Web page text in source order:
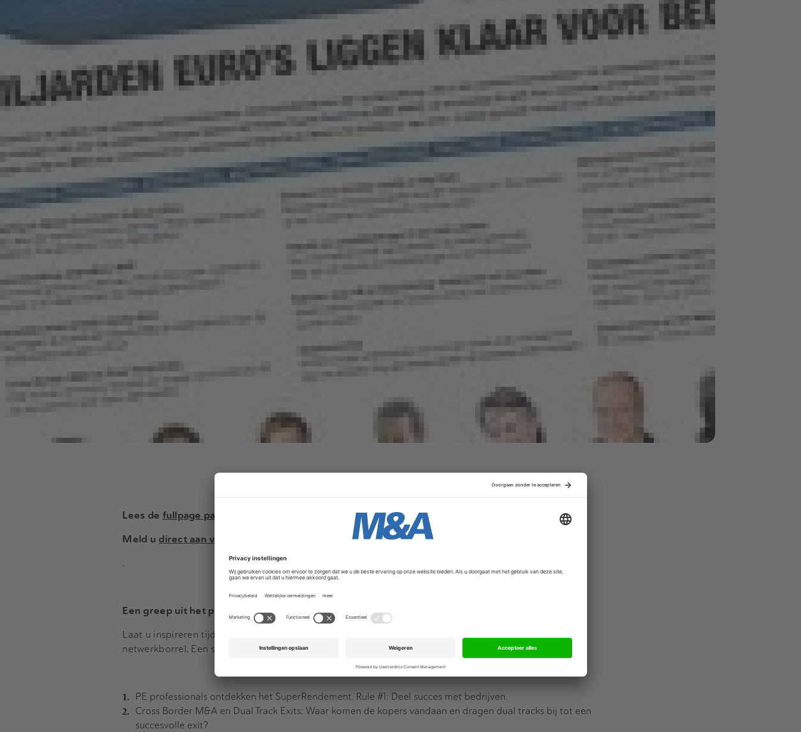
Lees de fullpage pagina in FD van vandaag (PDF)
Meld u direct aan voor het Private equity Summit als lid van de M&A Community
.
Een greep uit het programma 12:00 - 20:00 uur
Laat u inspireren tijdens presentaties, masterclasses, paneldiscussies, exclusieve roundtables en de
netwerkborrel. Een selectie voor u:
PE professionals ontdekken het SuperRendement. Rule #1: Deel succes met bedrijven.
Cross Border M&A en Dual Track Exits: Waar komen de kopers vandaan en dragen dual tracks bij tot een
succesvolle exit?